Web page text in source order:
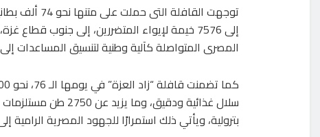
إلى 7576 خيمة لإيواء المتضررين، إلى جنوب
المصرى المتواصلة كآلية وطنية لتنسيق المساعدات
بترولية، ويأتي ذلك استمرارًا للجهود المصرية الرامية